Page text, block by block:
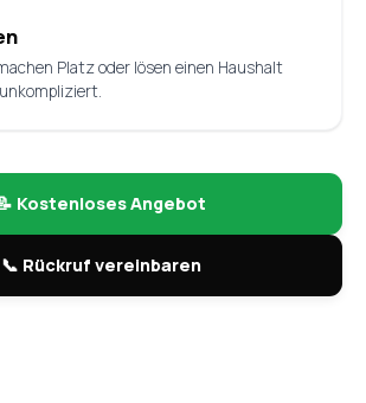
Platz oder lösen einen Haushalt
Kostenloses Angebot
📞 Rückruf vereinbaren